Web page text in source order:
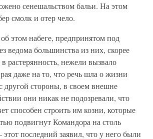
сенешальством бальи. На этом
смолк и отер чело.
этом набеге, предпринятом под
ведома большинства из них, скорее
в растерянность, нежели вызвало
даже на то, что речь шла о жизни
другой стороны, в своем внешне
они никак не подозревали, что
способен строить им козни, которые
подвигнут Командора на столь
последний заявил, что у него были